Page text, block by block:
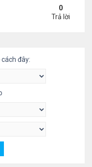
21-5/21/21
0
Trả lời
đây: